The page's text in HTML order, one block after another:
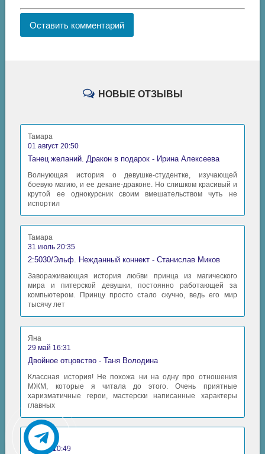
Оставить комментарий
НОВЫЕ ОТЗЫВЫ
Тамара
01 август 20:50
Танец желаний. Дракон в подарок - Ирина Алексеева
Волнующая история о девушке-студентке, изучающей
боевую магию, и ее декане-драконе. Но слишком красивый и
крутой ее однокурсник своим вмешательством чуть не
испортил
Тамара
31 июль 20:35
2:5030/Эльф. Нежданный коннект - Станислав Миков
Завораживающая история любви принца из магического
мира и питерской девушки, постоянно работающей за
компьютером. Принцу просто стало скучно, ведь его мир
тысячу лет
Яна
29 май 16:31
Двойное отцовство - Таня Володина
Классная история! Не похожа ни на одну про отношения
МЖМ, которые я читала до этого. Очень приятные
харизматичные герои, мастерски написанные характеры
главных
Аида
06 май 10:49